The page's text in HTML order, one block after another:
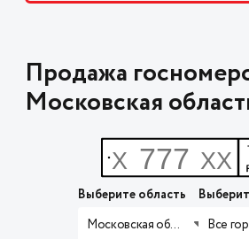
Продажа
Московская
Выберите область
Московская область
Все